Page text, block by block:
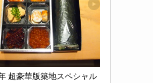
超豪華版築地スペシャル